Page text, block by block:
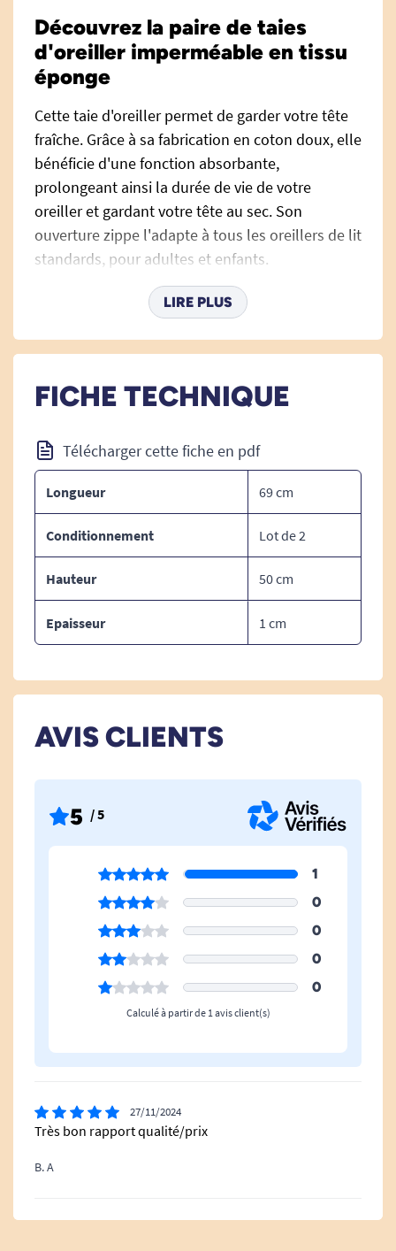
Découvrez la paire de taies
d'oreiller imperméable en tissu
éponge
Cette taie d'oreiller permet de garder votre tête
fraîche. Grâce à sa fabrication en coton doux, elle
bénéficie d'une fonction absorbante,
prolongeant ainsi la durée de vie de votre
oreiller et gardant votre tête au sec. Son
ouverture zippe l'adapte à tous les oreillers de lit
standards, pour adultes et enfants.
Dimensions : 50 x 69 x 1 cm
Poids : 0,43 kg
Retrouvez tous nos surmatelas et oreillers
rafraichissants
LIRE PLUS
FICHE TECHNIQUE
Télécharger cette fiche en pdf
Longueur 69 cm
Conditionnement Lot de 2
Hauteur 50 cm
Epaisseur 1 cm
AVIS CLIENTS
5 / 5
1
0
0
0
0
Calculé à partir de 1 avis client(s)
27/11/2024
Très bon rapport qualité/prix
B. A